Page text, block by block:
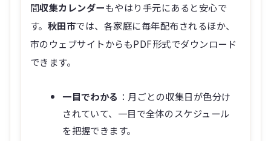
間収集カレンダーもやはり手元にあると安心で
す。 秋田市では、各家庭に毎年配布されるほか、
市のウェブサイトからもPDF形式でダウンロード
できます。
一目でわかる ：月ごとの収集日が色分け
されていて、一目で全体のスケジュール
を把握できます。